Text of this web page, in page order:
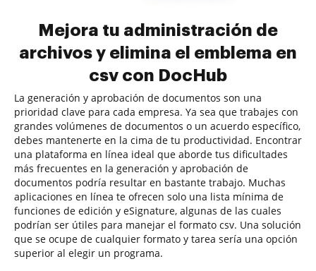
Mejora tu administración de
archivos y elimina el emblema en
csv con DocHub
La generación y aprobación de documentos son una
prioridad clave para cada empresa. Ya sea que trabajes con
grandes volúmenes de documentos o un acuerdo específico,
debes mantenerte en la cima de tu productividad. Encontrar
una plataforma en línea ideal que aborde tus dificultades
más frecuentes en la generación y aprobación de
documentos podría resultar en bastante trabajo. Muchas
aplicaciones en línea te ofrecen solo una lista mínima de
funciones de edición y eSignature, algunas de las cuales
podrían ser útiles para manejar el formato csv. Una solución
que se ocupe de cualquier formato y tarea sería una opción
superior al elegir un programa.